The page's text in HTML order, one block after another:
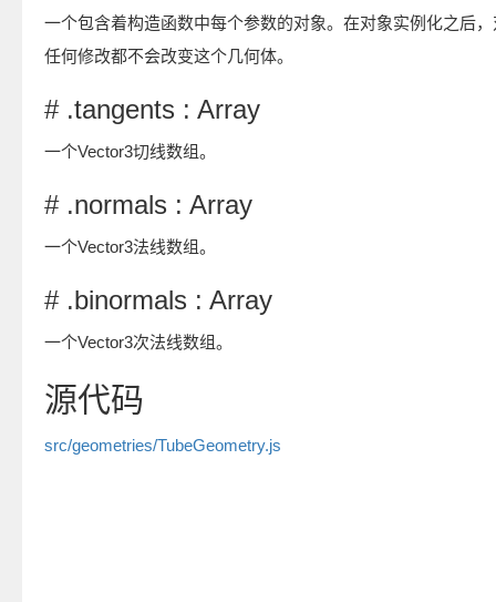
一个包含着构造函数中每个参数的对象。在对象实例化之后
任何修改都不会改变这个几何体。
# .tangents : Array
一个Vector3切线数组。
# .normals : Array
一个Vector3法线数组。
# .binormals : Array
一个Vector3次法线数组。
源代码
src/geometries/TubeGeometry.js